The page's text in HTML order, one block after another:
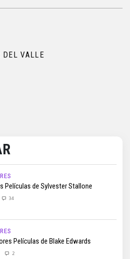
DEL VALLE
Películas de Sylvester Stallone
34
Películas de Blake Edwards
2